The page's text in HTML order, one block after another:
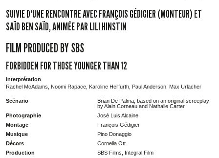
SUIVIE D'UNE RENCONTRE AVEC FRANÇOIS GÉDIGIER (MONTEUR) ET
SAÏD BEN SAÏD, ANIMÉE PAR LILI HINSTIN
FILM PRODUCED BY SBS
FORBIDDEN FOR THOSE YOUNGER THAN 12
Interprétation
Rachel McAdams, Noomi Rapace, Karoline Herfurth, Paul Anderson, Max Urlacher
Scénario
Brian De Palma, based on an original screeplay
by Alain Corneau and Nathalie Carter
Photographie
José Luis Alcaine
Montage
François Gédigier
Musique
Pino Donaggio
Décors
Cornelia Ott
Production
SBS Films, Integral Film